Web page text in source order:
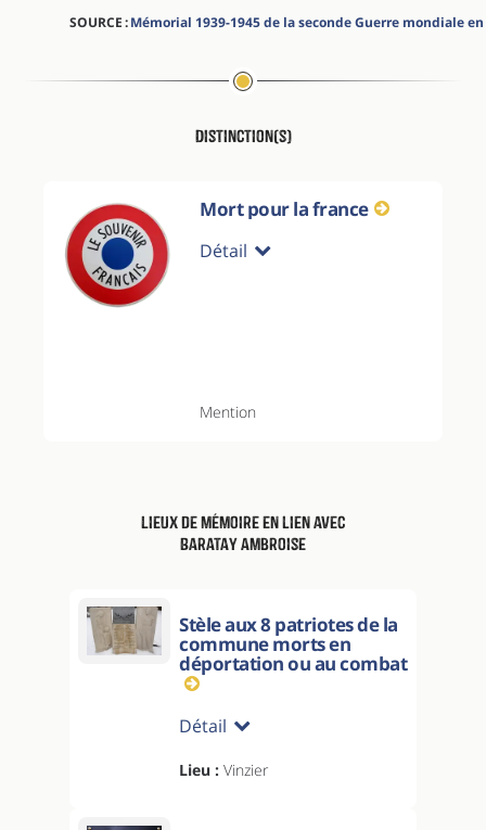
SOURCE :Mémorial 1939-1945 de la seconde Guerre mondiale
Distinction(s)
Mort pour la france
Détail
Mention
Lieux de mémoire en lien avec
Baratay Ambroise
Stèle aux 8 patriotes de la
commune morts en
déportation ou au combat
Détail
Lieu : Vinzier